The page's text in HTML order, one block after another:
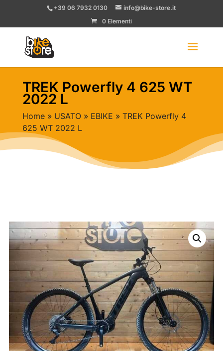
+39 06 7932 0130
info@bike-store.it
0 Elementi
TREK Powerfly 4 625 WT
2022 L
Home» USATO» EBIKE » TREK Powerfly 4
625 WT 2022 L